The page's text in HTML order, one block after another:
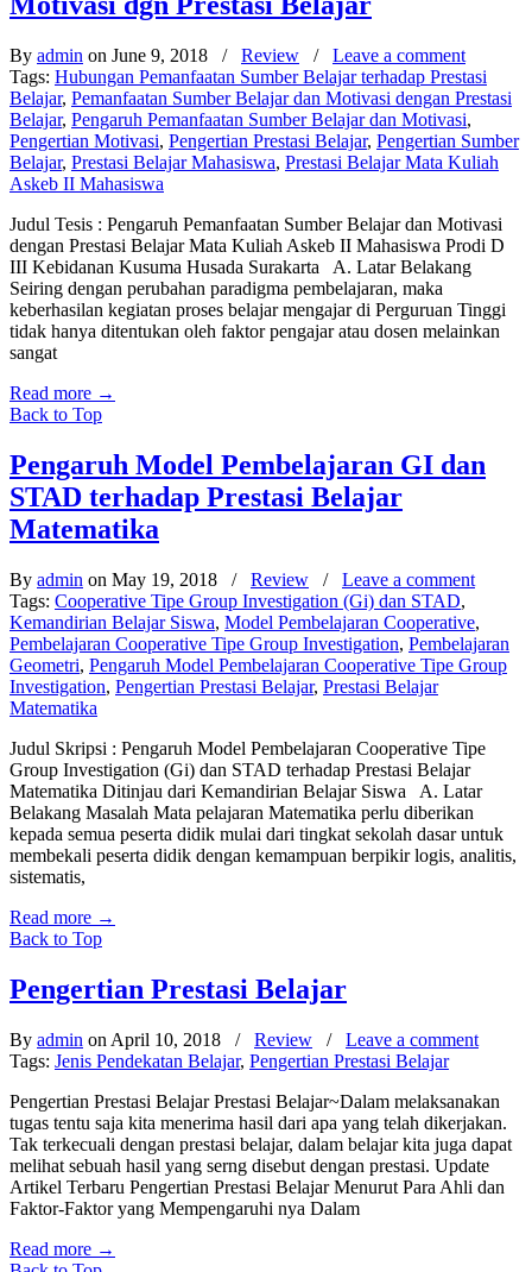
By admin on June 9, 2018 / Review / Leave a comment
Tags: Hubungan Pemanfaatan Sumber Belajar terhadap Prestasi
Belajar, Pemanfaatan Sumber Belajar dan Motivasi dengan Prestasi
Belajar, Pengaruh Pemanfaatan Sumber Belajar dan Motivasi,
Pengertian Motivasi, Pengertian Prestasi Belajar, Pengertian Sumber
Belajar, Prestasi Belajar Mahasiswa, Prestasi Belajar Mata Kuliah
Askeb II Mahasiswa
Judul Tesis : Pengaruh Pemanfaatan Sumber Belajar dan Motivasi
dengan Prestasi Belajar Mata Kuliah Askeb II Mahasiswa Prodi D
III Kebidanan Kusuma Husada Surakarta A. Latar Belakang
Seiring dengan perubahan paradigma pembelajaran, maka
keberhasilan kegiatan proses belajar mengajar di Perguruan Tinggi
tidak hanya ditentukan oleh faktor pengajar atau dosen melainkan
sangat
Read more →
Back to Top
Pengaruh Model Pembelajaran GI dan
STAD terhadap Prestasi Belajar
Matematika
By admin on May 19, 2018 / Review / Leave a comment
Tags: Cooperative Tipe Group Investigation (Gi) dan STAD,
Kemandirian Belajar Siswa, Model Pembelajaran Cooperative,
Pembelajaran Cooperative Tipe Group Investigation, Pembelajaran
Geometri, Pengaruh Model Pembelajaran Cooperative Tipe Group
Investigation, Pengertian Prestasi Belajar, Prestasi Belajar
Matematika
Judul Skripsi : Pengaruh Model Pembelajaran Cooperative Tipe
Group Investigation (Gi) dan STAD terhadap Prestasi Belajar
Matematika Ditinjau dari Kemandirian Belajar Siswa A. Latar
Belakang Masalah Mata pelajaran Matematika perlu diberikan
kepada semua peserta didik mulai dari tingkat sekolah dasar untuk
membekali peserta didik dengan kemampuan berpikir logis, analitis,
sistematis,
Read more →
Back to Top
Pengertian Prestasi Belajar
By admin on April 10, 2018 / Review / Leave a comment
Tags: Jenis Pendekatan Belajar, Pengertian Prestasi Belajar
Pengertian Prestasi Belajar Prestasi Belajar~Dalam melaksanakan
tugas tentu saja kita menerima hasil dari apa yang telah dikerjakan.
Tak terkecuali dengan prestasi belajar, dalam belajar kita juga dapat
melihat sebuah hasil yang serng disebut dengan prestasi. Update
Artikel Terbaru Pengertian Prestasi Belajar Menurut Para Ahli dan
Faktor-Faktor yang Mempengaruhi nya Dalam
Read more →